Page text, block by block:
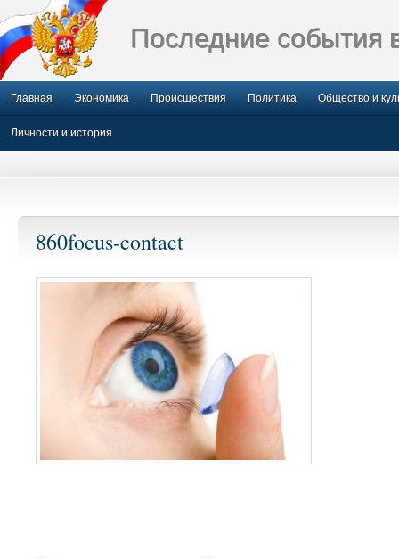
Последние события
Главная Экономика Происшествия Политика Общество и
Личности и история
860focus-contact